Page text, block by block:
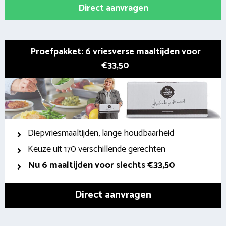
Direct aanvragen
Proefpakket: 6vriesverse maaltijdenvoor
€33,50
Diepvriesmaaltijden, lange houdbaarheid
Keuze uit 170 verschillende gerechten
Nu 6 maaltijden voor slechts €33,50
Direct aanvragen